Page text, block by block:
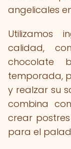
angelicales
Utilizamos
calidad,
chocolate
temporada,
y realzar su
combina
crear
para el